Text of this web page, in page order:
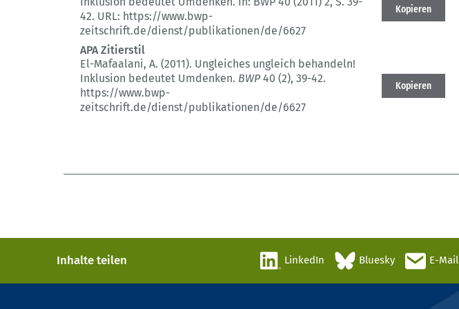
42. URL: https://www.bwp-
zeitschrift.de/dienst/publikationen/de/6627
Kopieren
APA Zitierstil
El-Mafaalani, A. (2011). Ungleiches ungleich behandeln!
Inklusion bedeutet Umdenken. BWP40 (2), 39-42.
https://www.bwp-
zeitschrift.de/dienst/publikationen/de/6627
Kopieren
Inhalte teilen LinkedIn Bluesky E-Mail